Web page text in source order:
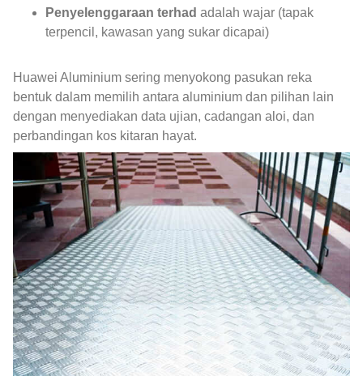
Penyelenggaraan terhad adalah wajar (tapak
terpencil, kawasan yang sukar dicapai)
Huawei Aluminium sering menyokong pasukan reka
bentuk dalam memilih antara aluminium dan pilihan lain
dengan menyediakan data ujian, cadangan aloi, dan
perbandingan kos kitaran hayat.